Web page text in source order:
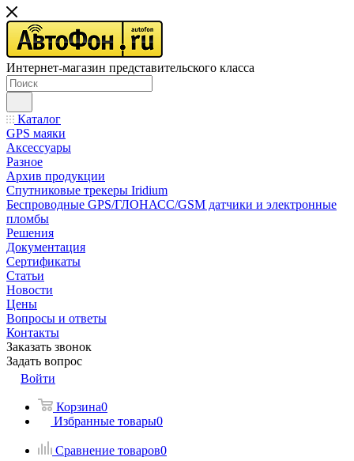
Интернет-магазин представительского класса
Каталог
GPS маяки
Аксессуары
Разное
Архив продукции
Спутниковые трекеры Iridium
Беспроводные GPS/ГЛОНАСС/GSM датчики и электронные
пломбы
Решения
Документация
Сертификаты
Статьи
Новости
Цены
Вопросы и ответы
Контакты
Заказать звонок
Задать вопрос
Войти
Корзина0
Избранные товары0
Сравнение товаров0